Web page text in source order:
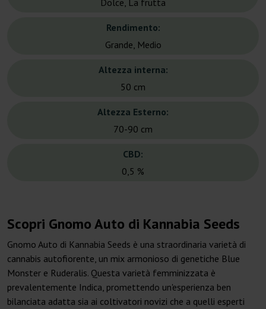
Dolce, La frutta
Rendimento:
Grande, Medio
Altezza interna:
50 cm
Altezza Esterno:
70-90 cm
CBD:
0,5 %
Scopri Gnomo Auto di Kannabia Seeds
Gnomo Auto di Kannabia Seeds è una straordinaria varietà di
cannabis autofiorente, un mix armonioso di genetiche Blue
Monster e Ruderalis. Questa varietà femminizzata è
prevalentemente Indica, promettendo un'esperienza ben
bilanciata adatta sia ai coltivatori novizi che a quelli esperti